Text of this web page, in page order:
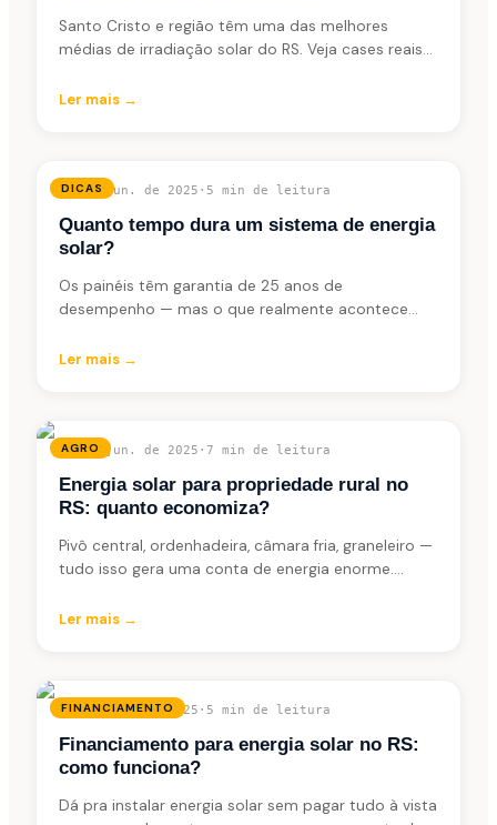
Santo Cristo e região têm uma das melhores
médias de irradiação solar do RS. Veja cases reais
Solcenter.
Ler mais →
DICAS
06 de jun. de 2025 · 5 min de leitura
Quanto tempo dura um sistema de energia
solar?
Os painéis têm garantia de 25 anos de
desempenho — mas o que realmente acontece
manutenção explicados de forma simples.
Ler mais →
AGRO
05 de jun. de 2025 · 7 min de leitura
Energia solar para propriedade rural no
RS: quanto economiza?
Pivô central, ordenhadeira, câmara fria, graneleiro —
tudo isso gera uma conta de energia enorme.
gaúcho.
Ler mais →
FINANCIAMENTO
03 de jun. de 2025 · 5 min de leitura
Financiamento para energia solar no RS:
como funciona?
Dá pra instalar energia solar sem pagar tudo à vista